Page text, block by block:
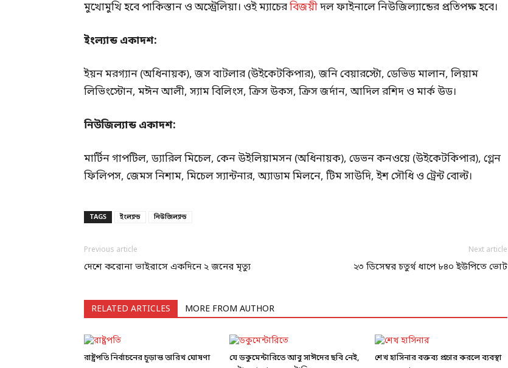
মুখোমুখি হবে পাকিস্তান ও অস্ট্রেলিয়া। ওই ম্যাচেরবিজয়ীদল ফাইনালে নিউজিল্যান্ডের প্রতিপক্ষ হবে।
ইংল্যান্ড একাদশ:
ইয়ন মরগ্যান (অধিনায়ক), জস বাটলার (উইকেটকিপার), জনি বেয়ারস্টো, ডেভিড মালান, লিয়াম
লিভিংস্টোন, মঈন আলী, স্যাম বিলিংস, ক্রিস উকস, ক্রিস জর্দান, আদিল রশিদ ও মার্ক উড।
নিউজিল্যান্ড একাদশ:
মার্টিন গাপটিল, ড্যারিল মিচেল, কেন উইলিয়ামসন (অধিনায়ক), ডেভন কনওয়ে (উইকেটকিপার), গ্লেন
ফিলিপস, জেমস নিশাম, মিচেল স্যান্টনার, অ্যাডাম মিলনে, টিম সাউদি, ইশ সৌধি ও ট্রেন্ট বোল্ট।
TAGS ইংল্যান্ড নিউজিল্যান্ড
Previous article
দেশে করোনা ভাইরাসে একদিনে ২ জনের মৃত্যু
Next article
২৩ ডিসেম্বর চতুর্থ ধাপে ৮৪০ ইউপিতে ভোট
RELATED ARTICLES MORE FROM AUTHOR
রাষ্ট্রপতি নির্বাচনের চূড়ান্ত তারিখ ঘোষণা
যে ডকুমেন্টারিতে আবু সাঈদের ছবি নেই,
শেখ হাসিনার বক্তব্য প্রচার করলে ব্যবস্থা